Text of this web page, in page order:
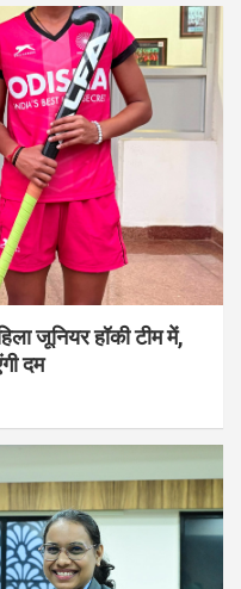
जूनियर हॉकी टीम में,
दम